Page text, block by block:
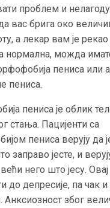
проблем и
вас брига око
а лекар вам је рекао
нормална, можда
пениса или
пениса.
пениса је облик
стања. Пацијенти са
пениса верују да
заправо јесте, и
него што јесу.
до депресије, па чак
Анксиозност због